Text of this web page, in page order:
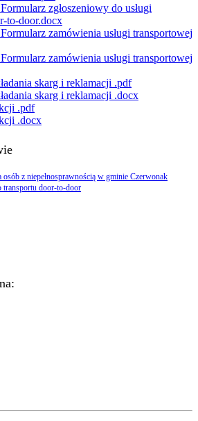
zgłoszeniowy do usługi
to-door.docx
zamówienia usługi transportowej
zamówienia usługi transportowej
skarg i reklamacji .pdf
skarg i reklamacji .docx
.pdf
.docx
z niepełnosprawnością w gminie Czerwonak
transportu door-to-door